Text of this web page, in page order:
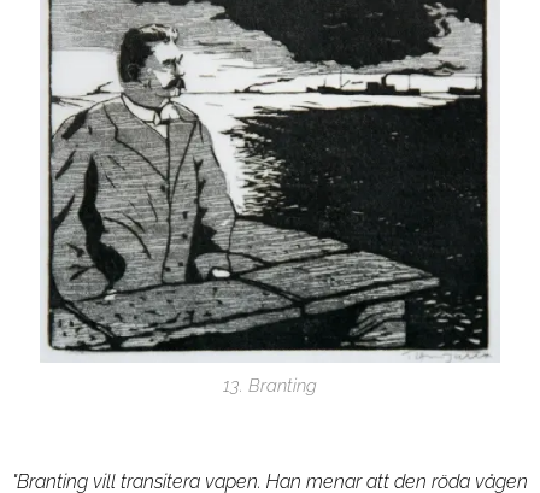
13. Branting
"Branting vill transitera vapen. Han menar att den röda vågen